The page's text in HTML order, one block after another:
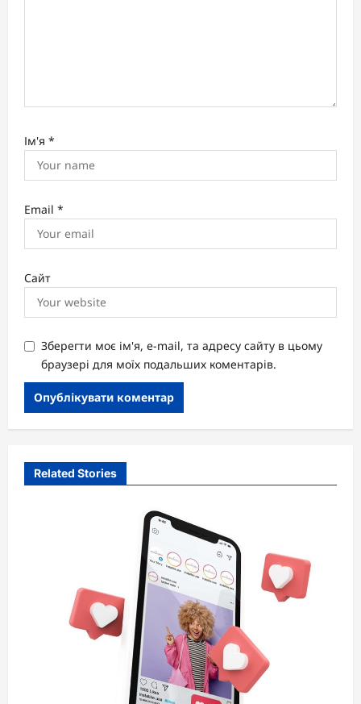
Ім'я *
Email *
Сайт
Зберегти моє ім'я, e-mail, та адресу сайту в цьому
браузері для моїх подальших коментарів.
Related Stories